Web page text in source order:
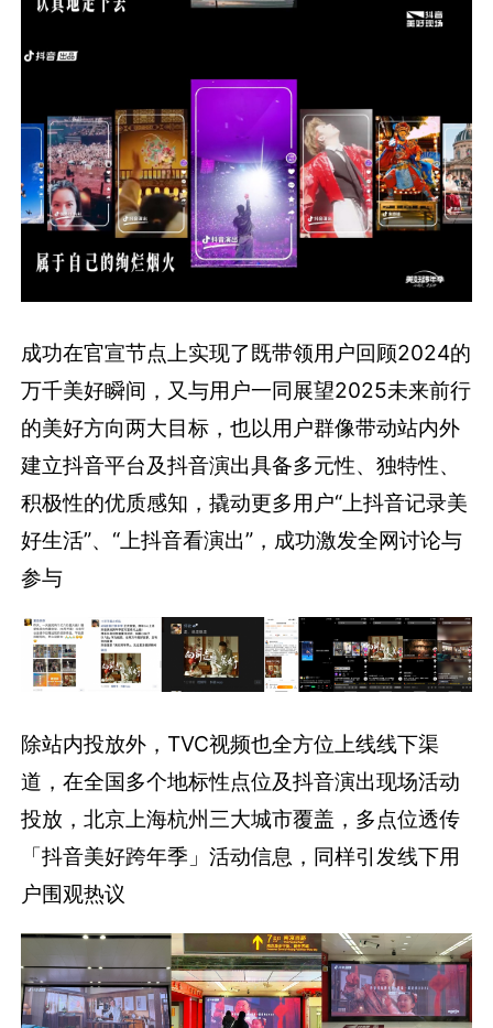
成功在官宣节点上实现了既带领用户回顾2024的
万千美好瞬间，又与用户一同展望2025未来前行
建立抖音平台及抖音演出具备多元性、独特性、
积极性的优质感知，撬动更多用户“上抖音记录美
好生活”、“上抖音看演出”，成功激发全网讨论与
参与
除站内投放外，TVC视频也全方位上线线下渠
道，在全国多个地标性点位及抖音演出现场活动
「抖音美好跨年季」活动信息，同样引发线下用
户围观热议